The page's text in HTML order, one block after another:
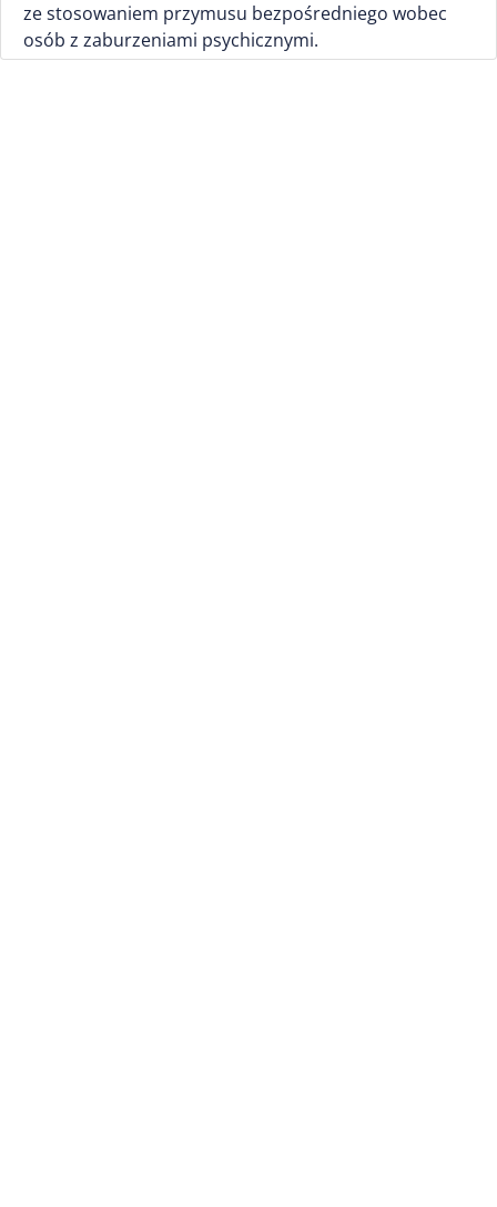
ze stosowaniem przymusu bezpośredniego wobec
osób z zaburzeniami psychicznymi.